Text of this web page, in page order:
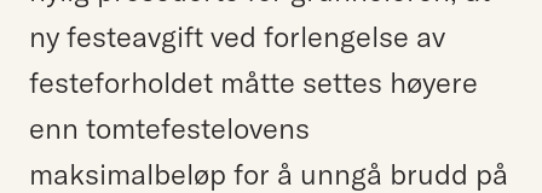
ny festeavgift ved forlengelse av
festeforholdet måtte settes høyere
enn tomtefestelovens
maksimalbeløp for å unngå brudd på